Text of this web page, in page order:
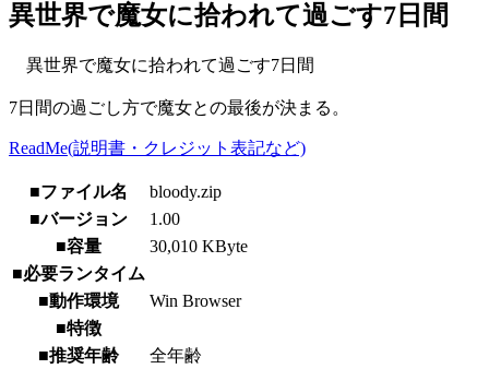
異世界で魔女に拾われて過ごす7日間
異世界で魔女に拾われて過ごす7日間
7日間の過ごし方で魔女との最後が決まる。
ReadMe(説明書・クレジット表記など)
■ファイル名
bloody.zip
■バージョン
1.00
■容量
30,010 KByte
■必要ランタイム
■動作環境
Win Browser
■特徴
■推奨年齢
全年齢